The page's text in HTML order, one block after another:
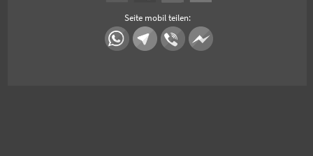
Seite mobil teilen: